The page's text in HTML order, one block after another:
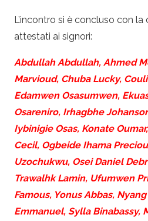
L’incontro si è concluso con
attestati ai signori:
Abdullah Abdullah, Ahmed
Marvioud, Chuba Lucky,
Edamwen Osasumwen,
Osareniro, Irhagbhe
Iybinigie Osas, Konate
Cecil, Ogbeide Ihama
Uzochukwu, Osei Daniel
Trawalhk Lamin, Ufumwen
Famous, Yonus Abbas,
Emmanuel, Sylla Binabassy,